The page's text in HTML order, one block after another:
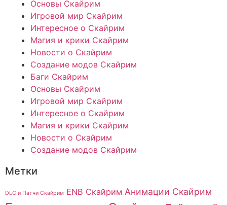
Основы Скайрим
Игровой мир Скайрим
Интересное о Скайрим
Магия и крики Скайрим
Новости о Скайрим
Создание модов Скайрим
Баги Скайрим
Основы Скайрим
Игровой мир Скайрим
Интересное о Скайрим
Магия и крики Скайрим
Новости о Скайрим
Создание модов Скайрим
Метки
DLC и Патчи Скайрим ENB Скайрим Анимации Скайрим